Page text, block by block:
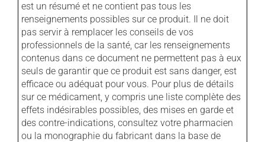
est un résumé et ne contient pas tous les
renseignements possibles sur ce produit. Il ne doit
pas servir à remplacer les conseils de vos
professionnels de la santé, car les renseignements
contenus dans ce document ne permettent pas à eux
seuls de garantir que ce produit est sans danger, est
efficace ou adéquat pour vous. Pour plus de détails
sur ce médicament, y compris une liste complète des
effets indésirables possibles, des mises en garde et
des contre-indications, consultez votre pharmacien
ou la monographie du fabricant dans la base de